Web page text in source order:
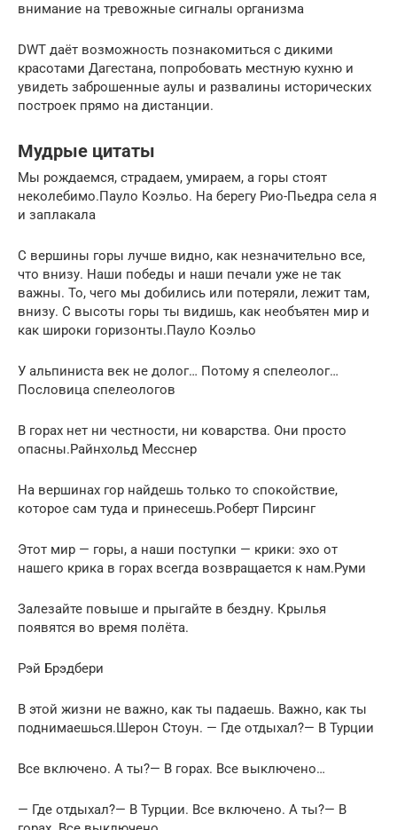
внимание на тревожные сигналы организма
DWT даёт возможность познакомиться с дикими
красотами Дагестана, попробовать местную кухню и
увидеть заброшенные аулы и развалины исторических
построек прямо на дистанции.
Мудрые цитаты
Мы рождаемся, страдаем, умираем, а горы стоят
неколебимо.Пауло Коэльо. На берегу Рио-Пьедра села я
и заплакала
С вершины горы лучше видно, как незначительно все,
что внизу. Наши победы и наши печали уже не так
важны. То, чего мы добились или потеряли, лежит там,
внизу. С высоты горы ты видишь, как необъятен мир и
как широки горизонты.Пауло Коэльо
У альпиниста век не долог… Потому я спелеолог…
Пословица спелеологов
В горах нет ни честности, ни коварства. Они просто
опасны.Райнхольд Месснер
На вершинах гор найдешь только то спокойствие,
которое сам туда и принесешь.Роберт Пирсинг
Этот мир — горы, а наши поступки — крики: эхо от
нашего крика в горах всегда возвращается к нам.Руми
Залезайте повыше и прыгайте в бездну. Крылья
появятся во время полёта.
Рэй Брэдбери
В этой жизни не важно, как ты падаешь. Важно, как ты
поднимаешься.Шерон Стоун. — Где отдыхал?— В Турции
Все включено. А ты?— В горах. Все выключено…
— Где отдыхал?— В Турции. Все включено. А ты?— В